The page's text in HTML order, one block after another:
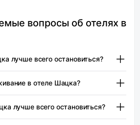
вопросы об отелях в
лучше всего остановиться?
варианты
что выбор отеля зависит от
и бюджета.
в отеле Шацка?
в отелях Шацка могут
лучше всего остановиться?